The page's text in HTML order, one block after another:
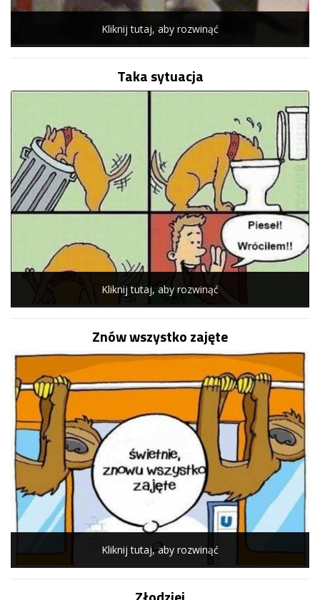
Kliknij tutaj, aby rozwinąć
Taka sytuacja
Kliknij tutaj, aby rozwinąć
Znów wszystko zajęte
Kliknij tutaj, aby rozwinąć